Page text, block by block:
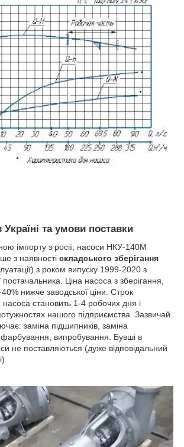
Україні та умови поставки
імпорту з росії, насоси НКУ-140М
з наявності складського зберігання
з роком випуску 1999-2020 з
Ціна насоса з зберігання,
нижче заводської ціни. Строк
насоса становить 1-4 робочих дня і
нашого підприємства. Зазвичай
заміна підшипників, заміна
випробування. Бувші в
не поставляються (дуже відповідальний